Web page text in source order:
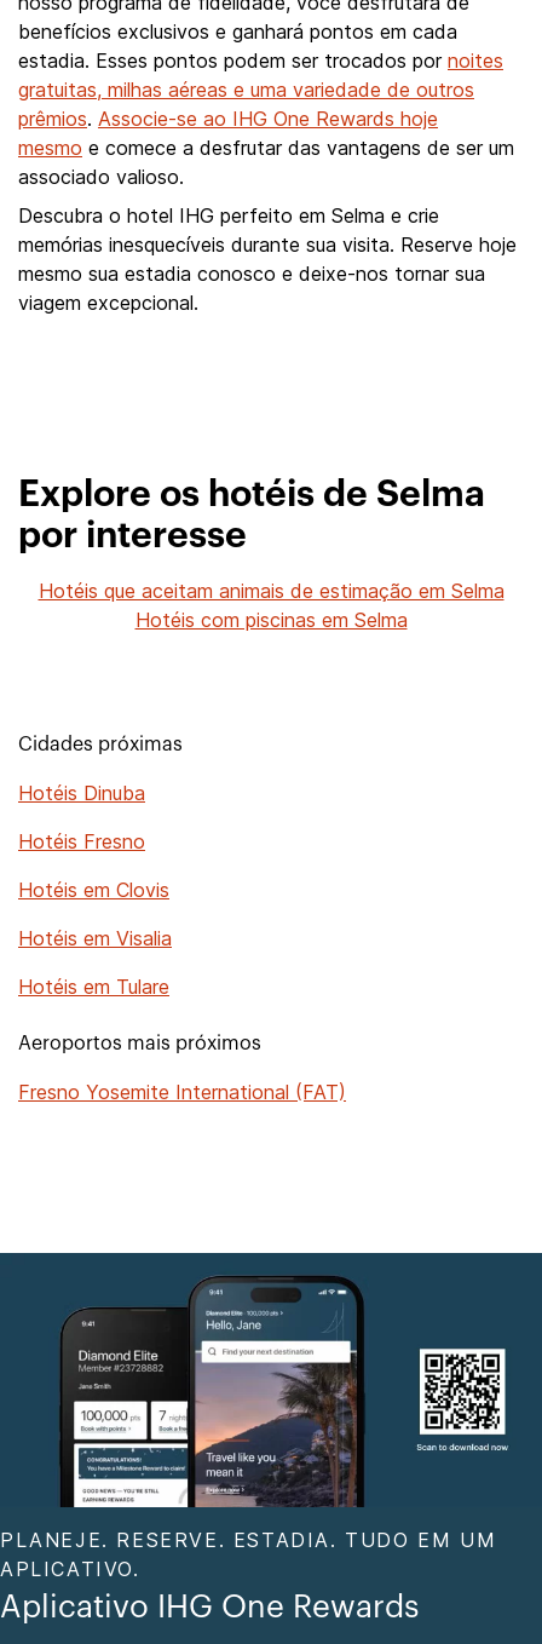
benefícios exclusivos e ganhará pontos em cada
estadia. Esses pontos podem ser trocados por noites
gratuitas, milhas aéreas e uma variedade de outros
prêmios. Associe-se ao IHG One Rewards hoje
mesmo e comece a desfrutar das vantagens de ser um
associado valioso.
Descubra o hotel IHG perfeito em Selma e crie
memórias inesquecíveis durante sua visita. Reserve hoje
mesmo sua estadia conosco e deixe-nos tornar sua
viagem excepcional.
Explore os hotéis de Selma
por interesse
Hotéis que aceitam animais de estimação em Selma
Hotéis com piscinas em Selma
Cidades próximas
Hotéis Dinuba
Hotéis Fresno
Hotéis em Clovis
Hotéis em Visalia
Hotéis em Tulare
Aeroportos mais próximos
Fresno Yosemite International (FAT)
PLANEJE. RESERVE. ESTADIA. TUDO EM UM
APLICATIVO.
Aplicativo IHG One Rewards